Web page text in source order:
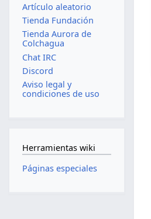
Artículo aleatorio
Tienda Fundación
Tienda Aurora de
Colchagua
Chat IRC
Discord
Aviso legal y
condiciones de uso
Herramientas wiki
Páginas especiales